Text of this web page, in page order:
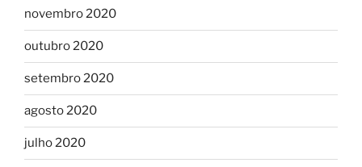
novembro 2020
outubro 2020
setembro 2020
agosto 2020
julho 2020